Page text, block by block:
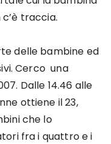
traccia.
delle bambine ed
Cerco una
Dalle 14.46 alle
ottiene il 23,
che lo
fra i quattro e i